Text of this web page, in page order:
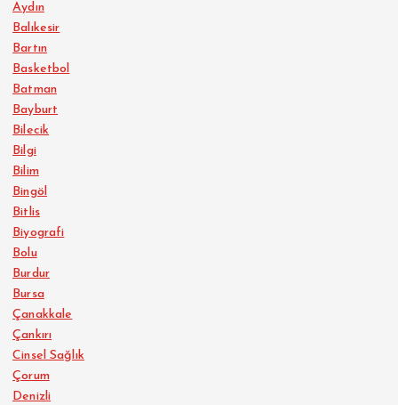
Aydın
Balıkesir
Bartın
Basketbol
Batman
Bayburt
Bilecik
Bilgi
Bilim
Bingöl
Bitlis
Biyografi
Bolu
Burdur
Bursa
Çanakkale
Çankırı
Cinsel Sağlık
Çorum
Denizli